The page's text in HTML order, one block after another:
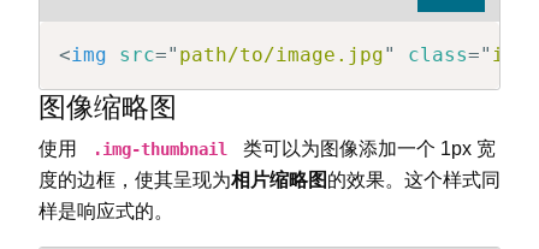
<img src=" path/to/image.jpg" class="
图像缩略图
使用 .img-thumbnail
类可以为图像添加一个 1px 宽
度的边框，使其呈现为相片缩略图的效果。这个样式同
样是响应式的。